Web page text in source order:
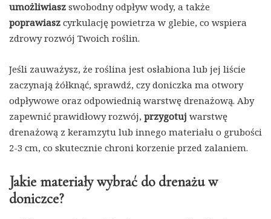
umożliwiasz swobodny odpływ wody, a także
poprawiasz cyrkulację powietrza w glebie, co wspiera
zdrowy rozwój Twoich roślin.
Jeśli zauważysz, że roślina jest osłabiona lub jej liście
zaczynają żółknąć, sprawdź, czy doniczka ma otwory
odpływowe oraz odpowiednią warstwę drenażową. Aby
zapewnić prawidłowy rozwój, przygotuj warstwę
drenażową z keramzytu lub innego materiału o grubości
2-3 cm, co skutecznie chroni korzenie przed zalaniem.
Jakie materiały wybrać do drenażu w
doniczce?